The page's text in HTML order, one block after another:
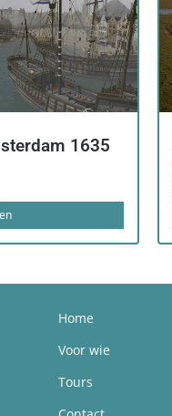
1635
Home
Voor wie
Tours